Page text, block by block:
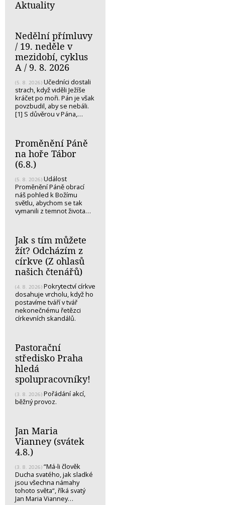
Aktuality
Nedělní přímluvy
/ 19. neděle v
mezidobí, cyklus
A / 9. 8. 2026
(5. 8. 2026) Učedníci dostali
strach, když viděli Ježíše
kráčet po moři. Pán je však
povzbudil, aby se nebáli.
[1] S důvěrou v Pána,…
Proměnění Páně
na hoře Tábor
(6.8.)
(5. 8. 2026) Událost
Proměnění Páně obrací
náš pohled k Božímu
světlu, abychom se tak
vymanili z temnot života…
Jak s tím můžete
žít? Odcházím z
církve (Z ohlasů
našich čtenářů)
(4. 8. 2026) Pokrytectví církve
dosahuje vrcholu, když ho
postavíme tváří v tvář
nekonečnému řetězci
církevních skandálů.
Pastorační
středisko Praha
hledá
spolupracovníky!
(3. 8. 2026) Pořádání akcí,
běžný provoz.
Jan Maria
Vianney (svátek
4.8.)
(3. 8. 2026) “Má-li člověk
Ducha svatého, jak sladké
jsou všechna námahy
tohoto světa“, říká svatý
Jan Maria Vianney…